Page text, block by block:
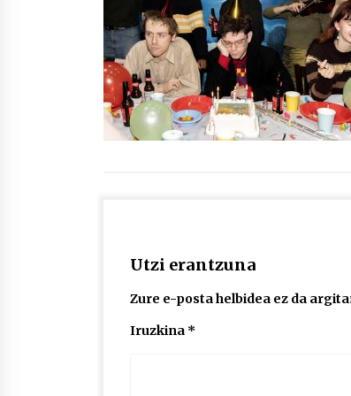
protagonista
2026/07/16
POTTO: San Pedro
saioa
2026/07/09
Utzi erantzuna
Zure e-posta helbidea ez da
Iruzkina *